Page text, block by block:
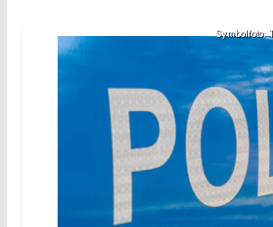
Symbolfoto: